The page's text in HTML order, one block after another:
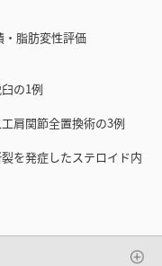
・脂肪変性評価
の1例
肩関節全置換術の3例
を発症したステロイド内